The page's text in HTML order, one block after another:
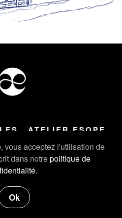
vous acceptez l'utilisation de
dans notrepolitique de
.
Ok
ATELIER ESOPE